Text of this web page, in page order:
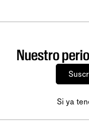
Nuestro
Si ya